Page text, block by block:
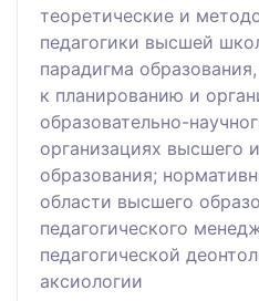
теоретические и
педагогики высшей
парадигма
к планированию и
образовательно-
организациях высшего
образования;
области высшего
педагогического
педагогической
аксиологии